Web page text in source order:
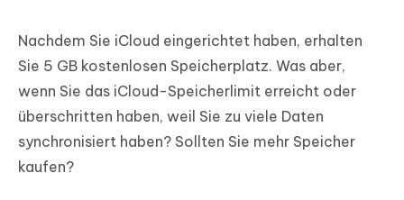
Nachdem Sie iCloud eingerichtet haben, erhalten
Sie 5 GB kostenlosen Speicherplatz. Was aber,
wenn Sie das iCloud-Speicherlimit erreicht oder
überschritten haben, weil Sie zu viele Daten
synchronisiert haben? Sollten Sie mehr Speicher
kaufen?